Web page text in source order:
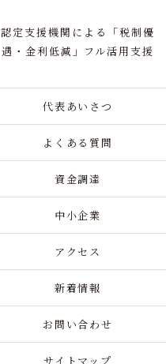
認定支援機関による「税制優
遇・金利低減」フル活用支援
代表あいさつ
よくある質問
資金調達
中小企業
アクセス
新着情報
お問い合わせ
サイトマップ